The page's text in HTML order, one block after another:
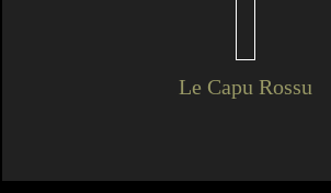
Le Capu Rossu